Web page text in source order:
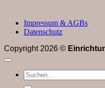
Impressum & AGBs
Datenschutz
Copyright 2026 ©
Suchen
nach: